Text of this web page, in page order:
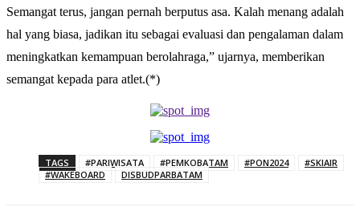
Semangat terus, jangan pernah berputus asa. Kalah menang adalah
hal yang biasa, jadikan itu sebagai evaluasi dan pengalaman dalam
meningkatkan kemampuan berolahraga,” ujarnya, memberikan
semangat kepada para atlet.(*)
TAGS #PARIWISATA #PEMKOBATAM #PON2024
#SKIAIR
#WAKEBOARD
DISBUDPARBATAM